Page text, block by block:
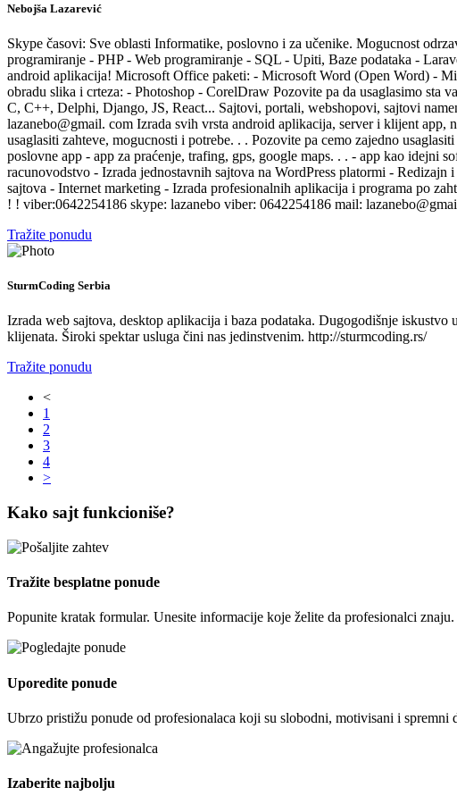
Nebojša Lazarević
Skype časovi: Sve oblasti Informatike, poslovno i za učenike. Mogucnost
programiranje - PHP - Web programiranje - SQL - Upiti, Baze podataka -
android aplikacija! Microsoft Office paketi: - Microsoft Word (Open Word) -
obradu slika i crteza: - Photoshop - CorelDraw Pozovite pa da usaglasimo
C, C++, Delphi, Django, JS, React... Sajtovi, portali, webshopovi, sajtovi
lazanebo@gmail. com Izrada svih vrsta android aplikacija, server i klijent
usaglasiti zahteve, mogucnosti i potrebe. . . Pozovite pa cemo zajedno
poslovne app - app za praćenje, trafing, gps, google maps. . . - app kao idejni
racunovodstvo - Izrada jednostavnih sajtova na WordPress platormi -
sajtova - Internet marketing - Izrada profesionalnih aplikacija i programa po
! ! viber:0642254186 skype: lazanebo viber: 0642254186 mail:
Tražite ponudu
SturmCoding Serbia
Izrada web sajtova, desktop aplikacija i baza podataka. Dugogodišnje
klijenata. Široki spektar usluga čini nas jedinstvenim. http://sturmcoding.rs/
Tražite ponudu
<
1
2
3
4
>
Kako sajt funkcioniše?
Tražite besplatne ponude
Popunite kratak formular. Unesite informacije koje želite da profesionalci
Uporedite ponude
Ubrzo pristižu ponude od profesionalaca koji su slobodni, motivisani i
Izaberite najbolju